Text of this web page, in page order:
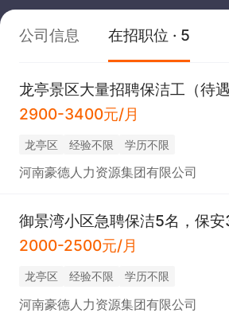
公司信息 在招职位 · 5
龙亭景区大量招聘保洁工（待遇
2900-3400元/月
龙亭区 经验不限 学历不限
河南豪德人力资源集团有限公司
2000-2500元/月
龙亭区 经验不限 学历不限
河南豪德人力资源集团有限公司